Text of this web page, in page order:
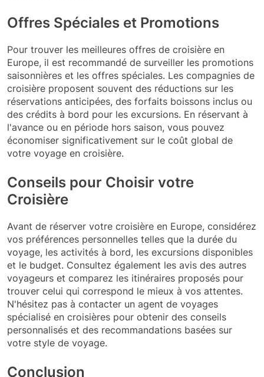
Offres Spéciales et Promotions
Pour trouver les meilleures offres de croisière en
Europe, il est recommandé de surveiller les promotions
saisonnières et les offres spéciales. Les compagnies de
croisière proposent souvent des réductions sur les
réservations anticipées, des forfaits boissons inclus ou
des crédits à bord pour les excursions. En réservant à
l'avance ou en période hors saison, vous pouvez
économiser significativement sur le coût global de
votre voyage en croisière.
Conseils pour Choisir votre
Croisière
Avant de réserver votre croisière en Europe, considérez
vos préférences personnelles telles que la durée du
voyage, les activités à bord, les excursions disponibles
et le budget. Consultez également les avis des autres
voyageurs et comparez les itinéraires proposés pour
trouver celui qui correspond le mieux à vos attentes.
N'hésitez pas à contacter un agent de voyages
spécialisé en croisières pour obtenir des conseils
personnalisés et des recommandations basées sur
votre style de voyage.
Conclusion